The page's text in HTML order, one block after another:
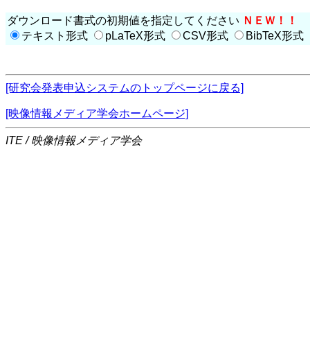
ダウンロード書式の初期値を指定してください ＮＥＷ！！
テキスト形式
pLaTeX形式 CSV形式 BibTeX形式
[研究会発表申込システムのトップページに戻る]
[映像情報メディア学会ホームページ]
ITE / 映像情報メディア学会